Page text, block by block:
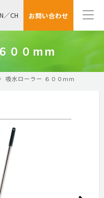
お問い合わせ
／CH
００mm
吸水ローラー ６００mm